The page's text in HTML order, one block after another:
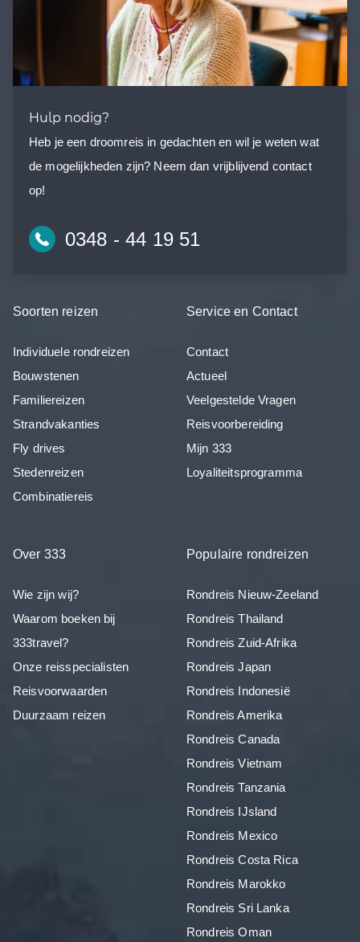
Hulp nodig?
Heb je een droomreis in gedachten en wil je weten wat
de mogelijkheden zijn? Neem dan vrijblijvend contact
op!
0348 - 44 19 51
Soorten reizen
Individuele rondreizen
Bouwstenen
Familiereizen
Strandvakanties
Fly drives
Stedenreizen
Combinatiereis
Service en Contact
Contact
Actueel
Veelgestelde Vragen
Reisvoorbereiding
Mijn 333
Loyaliteitsprogramma
Over 333
Wie zijn wij?
Waarom boeken bij
333travel?
Onze reisspecialisten
Reisvoorwaarden
Duurzaam reizen
Populaire rondreizen
Rondreis Nieuw-Zeeland
Rondreis Thailand
Rondreis Zuid-Afrika
Rondreis Japan
Rondreis Indonesië
Rondreis Amerika
Rondreis Canada
Rondreis Vietnam
Rondreis Tanzania
Rondreis IJsland
Rondreis Mexico
Rondreis Costa Rica
Rondreis Marokko
Rondreis Sri Lanka
Rondreis Oman